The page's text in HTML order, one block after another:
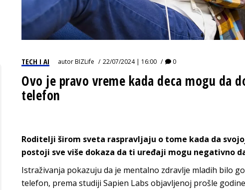
TECH I AI autorBIZLife 22/07/2024 | 16:00 0
Ovo je pravo vreme kada deca mogu da
telefon
Roditelji širom sveta raspravljaju o tome kada da
postoji sve više dokaza da ti uređaji mogu negativno
Istraživanja pokazuju da je mentalno zdravlje mladih bilo
telefon, prema studiji Sapien Labs objavljenoj prošle